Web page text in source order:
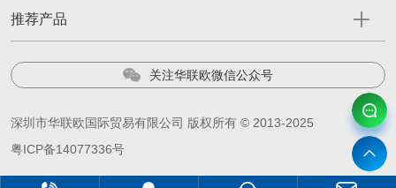
推荐产品
关注华联欧微信公众号
深圳市华联欧国际贸易有限公司 版权所有 © 2013-2025
粤ICP备14077336号